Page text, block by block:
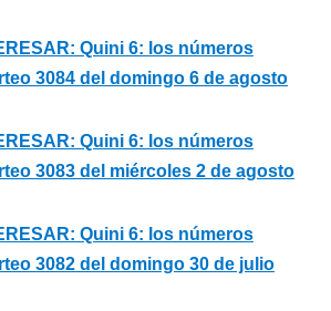
Quini 6: los números
3084 del domingo 6 de agosto
Quini 6: los números
3083 del miércoles 2 de agosto
Quini 6: los números
3082 del domingo 30 de julio